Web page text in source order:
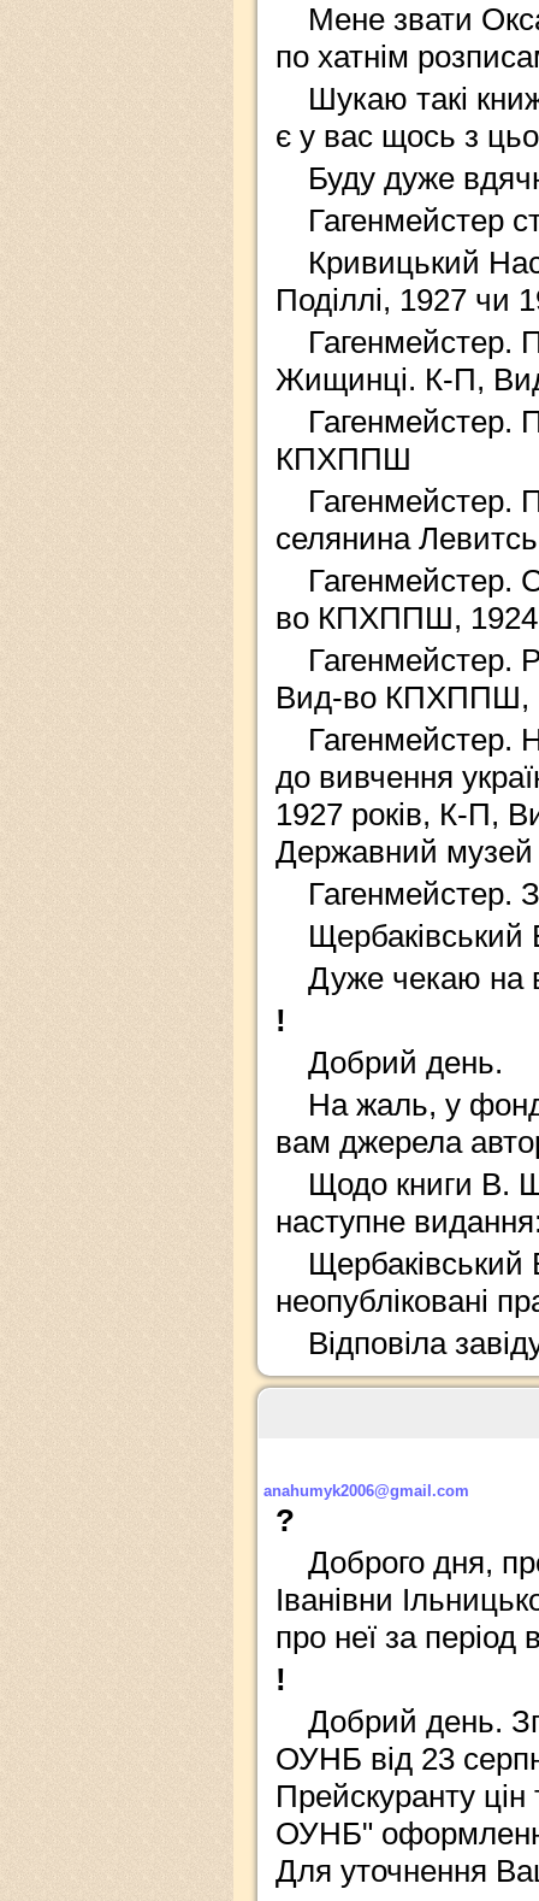
Мене звати
по хатнім
Шукаю такі
є у вас щось з
Буду дуже
Гагенмейстер
Кривицький
Поділлі, 1927 чи
Гагенмейстер.
Жищинці. К-П,
Гагенмейстер.
КПХППШ
Гагенмейстер.
селянина
Гагенмейстер.
во КПХППШ, 1924
Гагенмейстер.
Вид-во КПХППШ,
Гагенмейстер.
до вивчення
1927 років, К-П,
Державний музей
Гагенмейстер.
Щербаківський
Дуже чекаю на
!
Добрий день.
На жаль, у
вам джерела
Щодо книги В.
наступне
Щербаківський
неопубліковані
Відповіла
anahumyk2006@gmail.com
?
Доброго дня,
Іванівни
про неї за період
!
Добрий день.
ОУНБ від 23
Прейскуранту цін
ОУНБ"
Для уточнення